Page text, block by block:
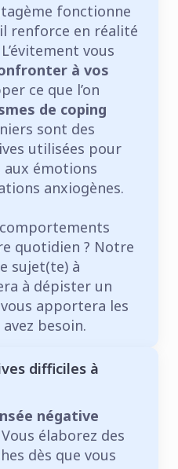
fonctionne
renforce en réalité
vous
à vos
ce que l’on
de coping
sont des
utilisées pour
émotions
anxiogènes.
quotidien ? Notre
sujet(te) à
à dépister un
apportera les
besoin.
difficiles à
négative
élaborez des
dès que vous